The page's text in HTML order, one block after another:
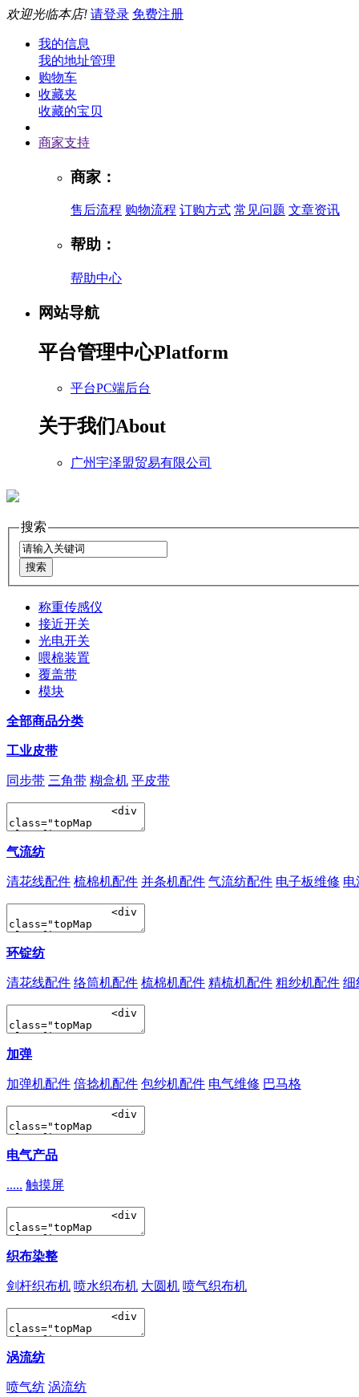
欢迎光临本店! 请登录 免费注册
我的信息
我的地址管理
购物车
收藏夹
收藏的宝贝
商家支持
商家：
售后流程 购物流程 订购方式 常见问题 文章资讯
帮助：
帮助中心
网站导航
平台管理中心Platform
平台PC端后台
关于我们About
广州宇泽盟贸易有限公司
搜索
称重传感仪
接近开关
光电开关
喂棉装置
覆盖带
模块
全部商品分类
工业皮带
同步带 三角带 糊盒机 平皮带
气流纺
清花线配件 梳棉机配件 并条机配件 气流纺配件 电子板维修 电
环锭纺
清花线配件 络筒机配件 梳棉机配件 精梳机配件 粗纱机配件 细
加弹
加弹机配件 倍捻机配件 包纱机配件 电气维修 巴马格
电气产品
..... 触摸屏
织布染整
剑杆织布机 喷水织布机 大圆机 喷气织布机
涡流纺
喷气纺 涡流纺